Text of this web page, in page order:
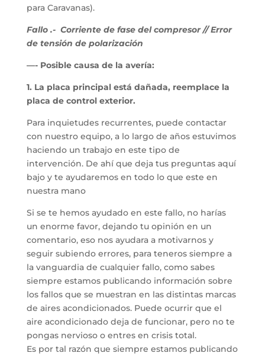
para Caravanas).
Fallo .- Corriente de fase del compresor //Error
de tensión de polarización
—- Posible causa de la avería:
1. La placa principal está dañada, reemplace la
placa de control exterior.
Para inquietudes recurrentes, puede contactar
con nuestro equipo, a lo largo de años estuvimos
haciendo un trabajo en este tipo de
intervención. De ahí que deja tus preguntas aquí
bajo y te ayudaremos en todo lo que este en
nuestra mano
Si se te hemos ayudado en este fallo, no harías
un enorme favor, dejando tu opinión en un
comentario, eso nos ayudara a motivarnos y
seguir subiendo errores, para teneros siempre a
la vanguardia de cualquier fallo, como sabes
siempre estamos publicando información sobre
los fallos que se muestran en las distintas marcas
de aires acondicionados. Puede ocurrir que el
aire acondicionado deja de funcionar, pero no te
pongas nervioso o entres en crisis total.
Es por tal razón que siempre estamos publicando